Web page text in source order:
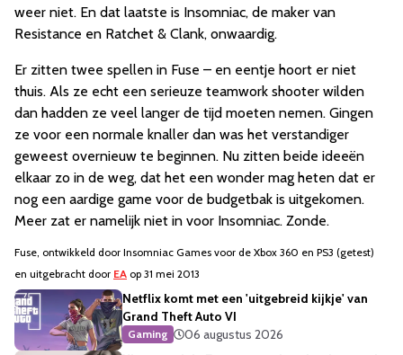
weer niet. En dat laatste is Insomniac, de maker van
Resistance en Ratchet & Clank, onwaardig.
Er zitten twee spellen in Fuse – en eentje hoort er niet
thuis. Als ze echt een serieuze teamwork shooter wilden
dan hadden ze veel langer de tijd moeten nemen. Gingen
ze voor een normale knaller dan was het verstandiger
geweest overnieuw te beginnen. Nu zitten beide ideeën
elkaar zo in de weg, dat het een wonder mag heten dat er
nog een aardige game voor de budgetbak is uitgekomen.
Meer zat er namelijk niet in voor Insomniac. Zonde.
Fuse, ontwikkeld door Insomniac Games voor de Xbox 360 en PS3 (getest)
en uitgebracht door EA op 31 mei 2013
Netflix komt met een 'uitgebreid kijkje' van
Grand Theft Auto VI
Gaming
06 augustus 2026